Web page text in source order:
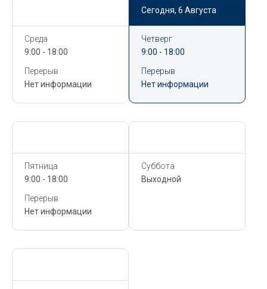
Среда
9:00 - 18:00
Перерыв
Нет информации
Сегодня, 6 Августа
Четверг
9:00 - 18:00
Перерыв
Нет информации
Пятница
9:00 - 18:00
Перерыв
Нет информации
Суббота
Выходной